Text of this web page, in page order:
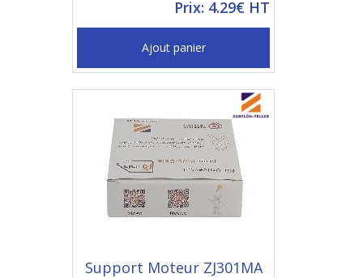
Prix: 4.29€ HT
Ajout panier
Support Moteur ZJ301MA